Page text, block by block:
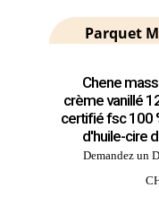
Parquet
Chene
crème vanillé
certifié fsc 100
d'huile-cire
Demandez un